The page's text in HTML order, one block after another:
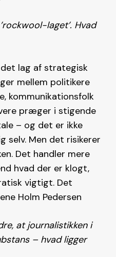
laget’. Hvad
lag af strategisk
mellem politikere
kommunikationsfolk
præger i stigende
– og det er ikke
selv. Men det risikerer
Det handler mere
hvad der er klogt,
vigtigt. Det
Holm Pedersen
at journalistikken i
– hvad ligger